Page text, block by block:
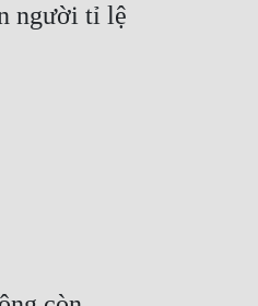
người tỉ lệ